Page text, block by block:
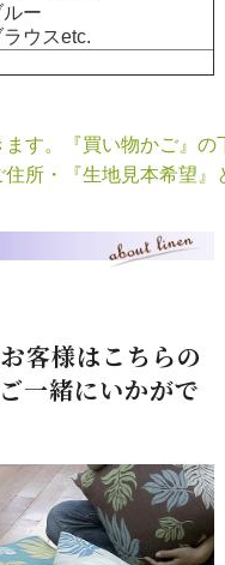
ー
ウスetc.
す。『買い物かご』の
所・『生地見本希望』
客様はこちらの
一緒にいかがで